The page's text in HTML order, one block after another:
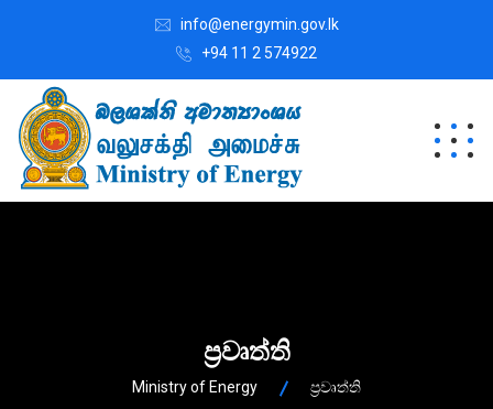
info@energymin.gov.lk
+94 11 2 574922
ප්‍රවෘත්ති
Ministry of Energy ප්‍රවෘත්ති